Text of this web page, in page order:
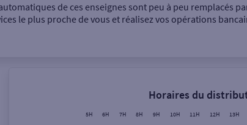
Retrait de monnaie €
de ces enseignes sont peu à peu remplacés
le plus proche de vous et réalisez vos opérations
Horaires du
5H 6H 7H 8H 9H 10H 11H 12H 13H